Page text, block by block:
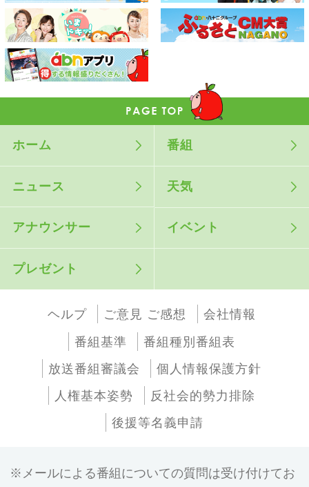
ホーム 番組
ニュース 天気
アナウンサー イベント
プレゼント
ヘルプ ご意見 ご感想
会社情報
番組基準
番組種別番組表
放送番組審議会
個人情報保護方針
人権基本姿勢
反社会的勢力排除
後援等名義申請
メールによる番組についての質問は受け付けてお